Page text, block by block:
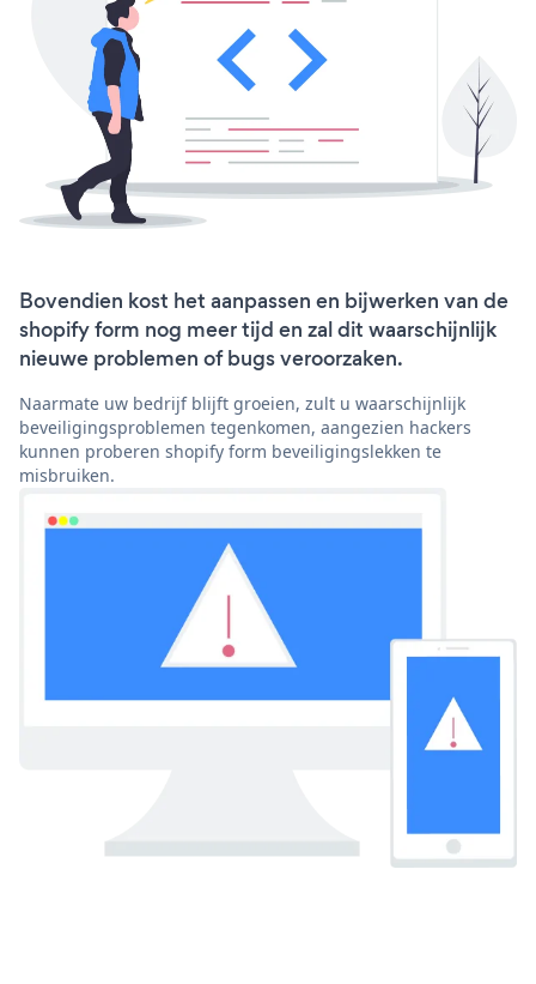
Bovendien kost het aanpassen en bijwerken van de
shopify form nog meer tijd en zal dit waarschijnlijk
nieuwe problemen of bugs veroorzaken.
Naarmate uw bedrijf blijft groeien, zult u waarschijnlijk
beveiligingsproblemen tegenkomen, aangezien hackers
kunnen proberen shopify form beveiligingslekken te
misbruiken.